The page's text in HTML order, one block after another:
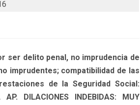
ser delito penal, no imprudencia de
imprudentes; compatibilidad de las
de la Seguridad Social:
DILACIONES INDEBIDAS: MUY